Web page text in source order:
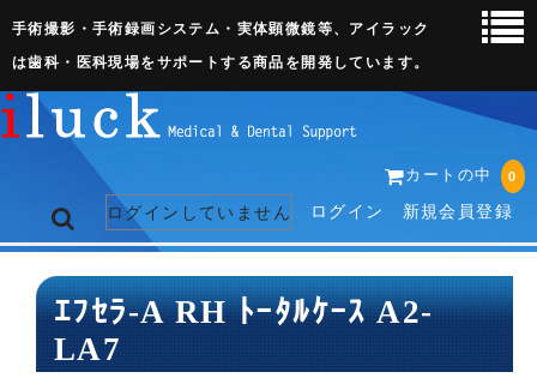
手術撮影・手術録画システム・実体顕微鏡等、アイラック
は歯科・医科現場をサポートする商品を開発しています。
カートの中 0
ログインしていません ログイン 新規会員登録
トップページ
ネット販売ページ
ｴﾌｾﾗ-A RH ﾄｰﾀﾙｹｰｽ A2-
LA7